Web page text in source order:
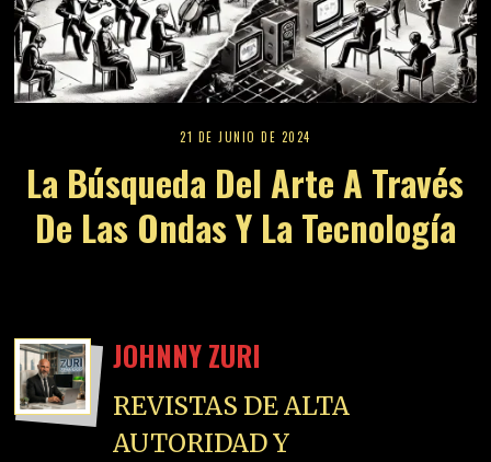
21 DE JUNIO DE 2024
La Búsqueda Del Arte A Través
De Las Ondas Y La Tecnología
JOHNNY ZURI
REVISTAS DE ALTA
AUTORIDAD Y